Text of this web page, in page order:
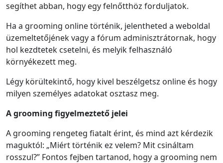
segíthet abban, hogy egy felnőtthöz forduljatok.
Ha a grooming online történik, jelentheted a weboldal
üzemeltetőjének vagy a fórum adminisztrátornak, hogy
hol kezdtetek csetelni, és melyik felhasználó
környékezett meg.
Légy körültekintő, hogy kivel beszélgetsz online és hogy
milyen személyes adatokat osztasz meg.
A grooming figyelmeztető jelei
A grooming rengeteg fiatalt érint, és mind azt kérdezik
maguktól: „Miért történik ez velem? Mit csináltam
rosszul?” Fontos fejben tartanod, hogy a grooming nem